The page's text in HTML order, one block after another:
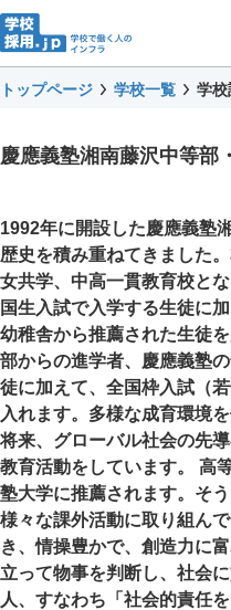
トップページ 学校一覧 学校
慶應義塾湘南藤沢中等部
1992年に開設した慶應義塾
歴史を積み重ねてきました
女共学、中高一貫教育校と
国生入試で入学する生徒に
幼稚舎から推薦された生徒
部からの進学者、慶應義塾
徒に加えて、全国枠入試（
入れます。多様な成育環境
将来、グローバル社会の先
教育活動をしています。 高
塾大学に推薦されます。そ
様々な課外活動に取り組ん
き、情操豊かで、創造力に
立って物事を判断し、社会
人、すなわち「社会的責任